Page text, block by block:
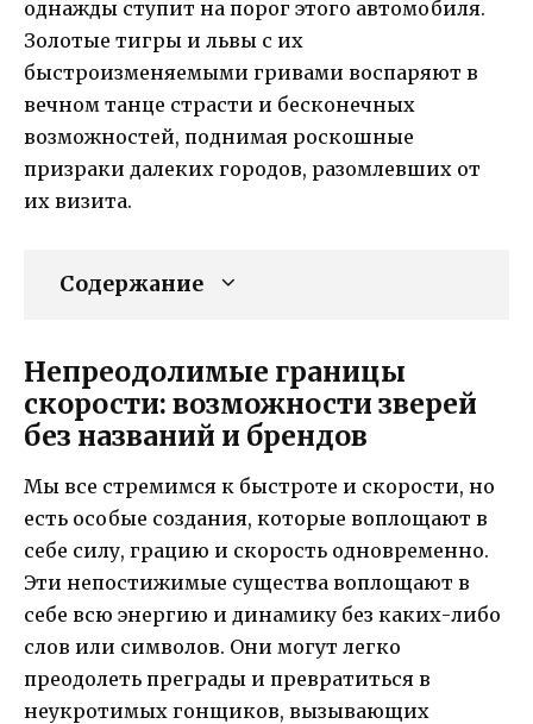
однажды ступит на порог этого автомобиля.
Золотые тигры и львы с их
быстроизменяемыми гривами воспаряют в
вечном танце страсти и бесконечных
возможностей, поднимая роскошные
призраки далеких городов, разомлевших от
их визита.
Содержание
Непреодолимые границы
скорости: возможности зверей
без названий и брендов
Мы все стремимся к быстроте и скорости, но
есть особые создания, которые воплощают в
себе силу, грацию и скорость одновременно.
Эти непостижимые существа воплощают в
себе всю энергию и динамику без каких-либо
слов или символов. Они могут легко
преодолеть преграды и превратиться в
неукротимых гонщиков, вызывающих